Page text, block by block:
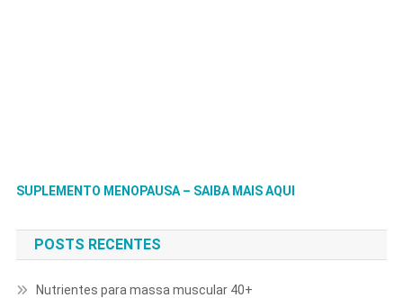
SUPLEMENTO MENOPAUSA – SAIBA MAIS AQUI
POSTS RECENTES
Nutrientes para massa muscular 40+